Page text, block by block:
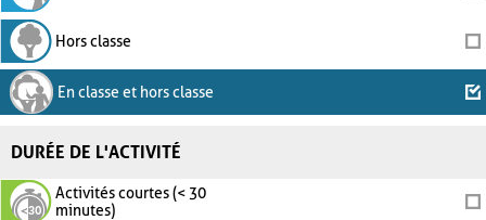
Hors classe
En classe et hors classe
DURÉE DE L'ACTIVITÉ
Activités courtes (< 30
minutes)